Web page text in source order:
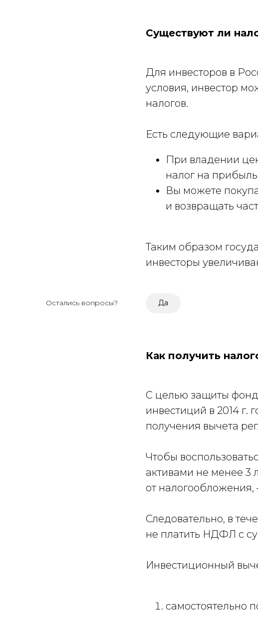
Существуют ли
Для инвесторов в
условия, инвестор
налогов.
Есть следующие
При владении
налог на
Вы можете
и возвращать
Таким образом
инвесторы
Остались вопросы? Да
Как получить
С целью защиты
инвестиций в 2014 г.
получения вычета
Чтобы
активами не менее
от
Следовательно, в
не платить НДФЛ с
Инвестиционный
самостоятельно